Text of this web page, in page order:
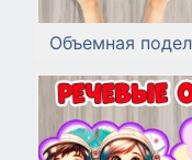
Объемная